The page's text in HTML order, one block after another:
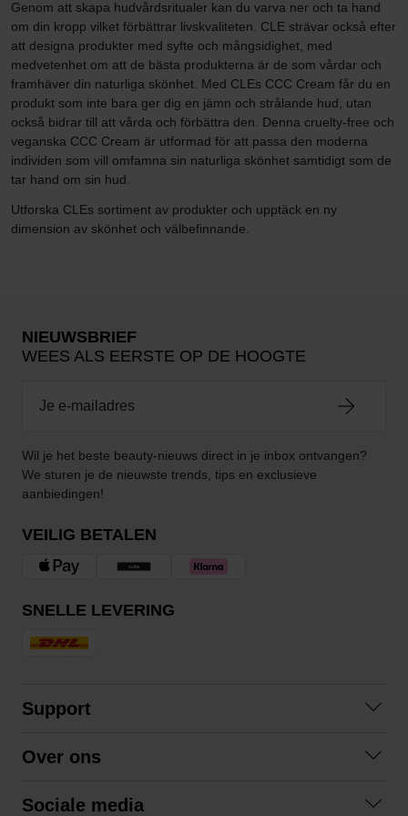
Genom att skapa hudvårdsritualer kan du varva ner och ta hand
om din kropp vilket förbättrar livskvaliteten. CLE strävar också efter
att designa produkter med syfte och mångsidighet, med
medvetenhet om att de bästa produkterna är de som vårdar och
framhäver din naturliga skönhet. Med CLEs CCC Cream får du en
produkt som inte bara ger dig en jämn och strålande hud, utan
också bidrar till att vårda och förbättra den. Denna cruelty-free och
veganska CCC Cream är utformad för att passa den moderna
individen som vill omfamna sin naturliga skönhet samtidigt som de
tar hand om sin hud.
Utforska CLEs sortiment av produkter och upptäck en ny
dimension av skönhet och välbefinnande.
NIEUWSBRIEF
WEES ALS EERSTE OP DE HOOGTE
Wil je het beste beauty-nieuws direct in je inbox ontvangen?
We sturen je de nieuwste trends, tips en exclusieve
aanbiedingen!
VEILIG BETALEN
SNELLE LEVERING
Support
Algemene voorwaarden
Over ons
Sociale media